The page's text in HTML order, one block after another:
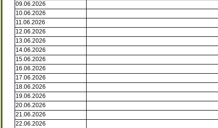
09.06.2026
10.06.2026
11.06.2026
12.06.2026
13.06.2026
14.06.2026
15.06.2026
16.06.2026
17.06.2026
18.06.2026
19.06.2026
20.06.2026
21.06.2026
22.06.2026